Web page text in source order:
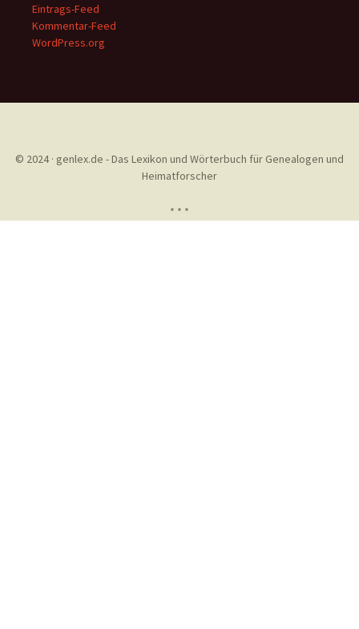
Eintrags-Feed
Kommentar-Feed
WordPress.org
© 2024 · genlex.de - Das Lexikon und Wörterbuch für Genealogen und
Heimatforscher
* * *